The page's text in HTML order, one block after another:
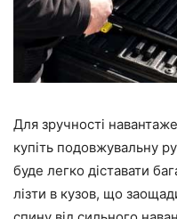
Для зручності
купіть подовжувальну
буде легко діставати
лізти в кузов, що